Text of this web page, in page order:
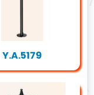
Y.A.5179